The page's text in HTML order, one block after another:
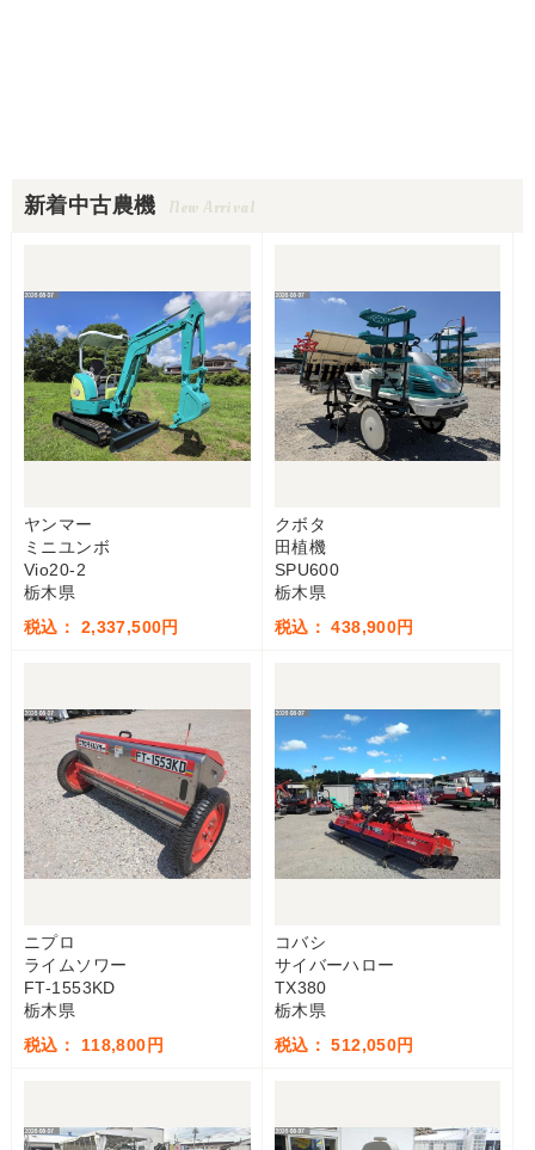
新着中古農機 New Arrival
ヤンマー
ミニユンボ
Vio20-2
栃木県
税込： 2,337,500円
クボタ
田植機
SPU600
栃木県
税込： 438,900円
ニプロ
ライムソワー
FT-1553KD
栃木県
税込： 118,800円
コバシ
サイバーハロー
TX380
栃木県
税込： 512,050円